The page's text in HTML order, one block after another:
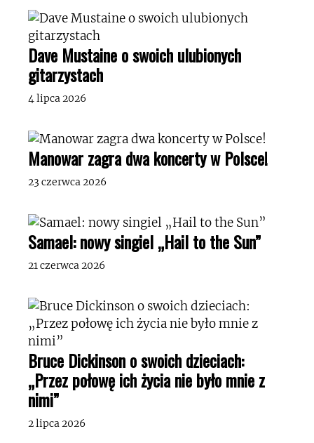
Dave Mustaine o swoich ulubionych
gitarzystach
4 lipca 2026
Manowar zagra dwa koncerty w Polsce!
23 czerwca 2026
Samael: nowy singiel „Hail to the Sun”
21 czerwca 2026
Bruce Dickinson o swoich dzieciach:
„Przez połowę ich życia nie było mnie z
nimi”
2 lipca 2026